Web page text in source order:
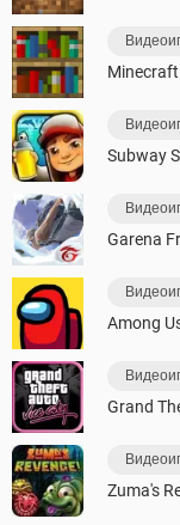
Subway
Garena
Among
Grand
Zuma's